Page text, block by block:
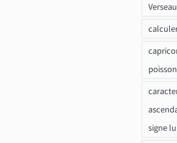
Verseau
signe